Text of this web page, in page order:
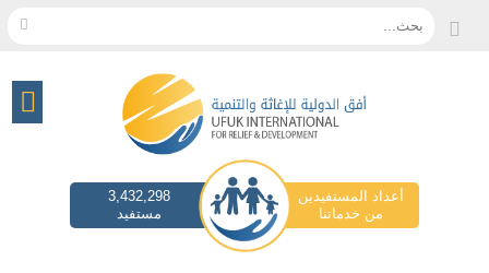
بحث...
3,432,298
مستفيد
أعداد المستفيدين
من خدماتنا